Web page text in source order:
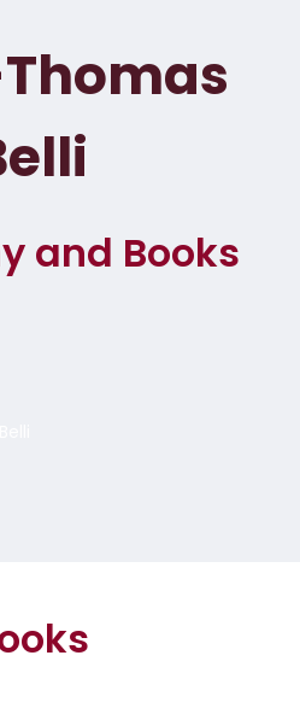
and Books